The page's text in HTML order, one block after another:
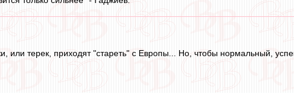
или терек, приходят "стареть" с Европы... Но, чтобы нормальный,